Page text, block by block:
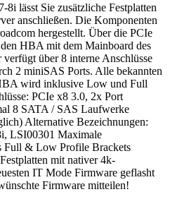
lässt Sie zusätzliche Festplatten
anschließen. Die Komponenten
hergestellt. Über die PCIe
HBA mit dem Mainboard des
über 8 interne Anschlüsse
2 miniSAS Ports. Alle bekannten
wird inklusive Low und Full
PCIe x8 3.0, 2x Port
8 SATA / SAS Laufwerke
Alternative Bezeichnungen:
LSI00301 Maximale
Full & Low Profile Brackets
mit nativer 4k-
IT Mode Firmware geflasht
Firmware mitteilen!